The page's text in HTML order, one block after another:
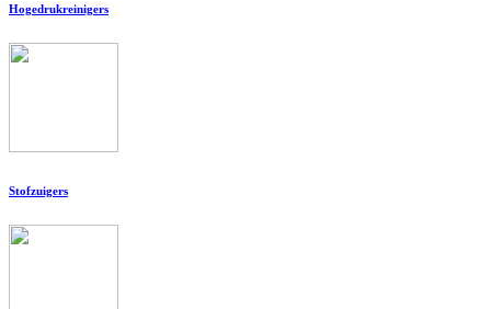
Hogedrukreinigers
Stofzuigers